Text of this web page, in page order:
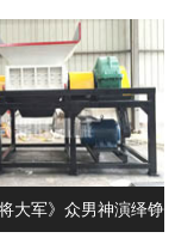
大军》众男神演绎铮